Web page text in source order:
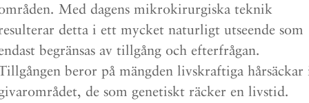
Med dagens mikrokirurgiska teknik
detta i ett mycket naturligt utseende som
begränsas av tillgång och efterfrågan.
beror på mängden livskraftiga hårsäckar
de som genetiskt räcker en livstid.